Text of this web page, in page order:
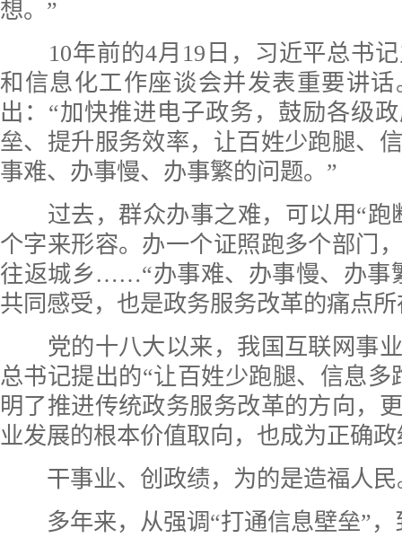
想。”
10年前的4月19日，习近平总书记
和信息化工作座谈会并发表重要讲
出：“加快推进电子政务，鼓励各级
垒、提升服务效率，让百姓少跑腿、
事难、办事慢、办事繁的问题。”
过去，群众办事之难，可以用“跑
个字来形容。办一个证照跑多个部门
往返城乡……“办事难、办事慢、办事
共同感受，也是政务服务改革的痛点
党的十八大以来，我国互联网事业
总书记提出的“让百姓少跑腿、信息多
明了推进传统政务服务改革的方向，
业发展的根本价值取向，也成为正确
干事业、创政绩，为的是造福人民
多年来，从强调“打通信息壁垒”，